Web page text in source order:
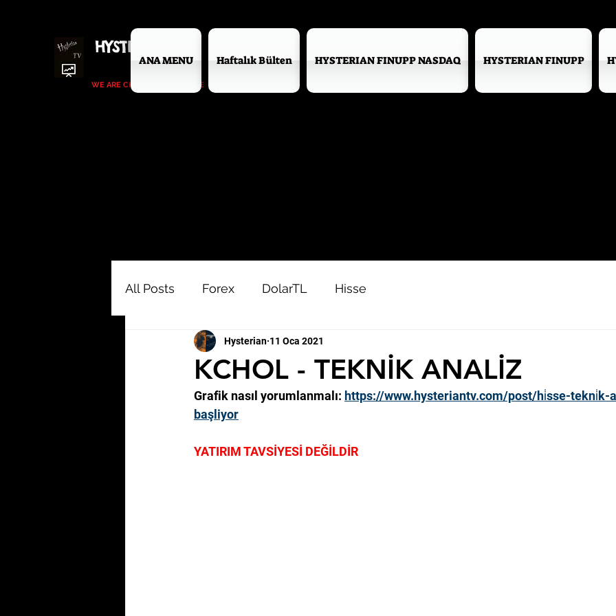
HYSTERIANTV
WE ARE CHANGING THE GAME
ANA MENU Haftalık Bülten HYSTERIAN FINUPP NASDAQ HYSTERIAN FINUPP
All Posts Forex DolarTL Hisse
KCHOL - TEKNİK ANALİZ
Hysterian 11 Oca 2021
Grafik nasıl yorumlanmalı: https://www.hysteriantv.com/post/hi̇sse-tekni̇k-
başliyor
YATIRIM TAVSİYESİ DEĞİLDİR